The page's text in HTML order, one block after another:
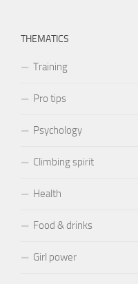
THEMATICS
Training
Pro tips
Psychology
Climbing spirit
Health
Food & drinks
Girl power